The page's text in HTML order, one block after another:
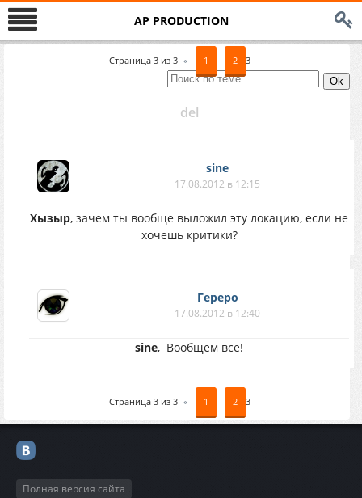
AP PRODUCTION
Страница 3 из 3 « 1 2 3
del
sine
17.08.2012 в 12:15
Хызыр, зачем ты вообще выложил эту локацию, если не
хочешь критики?
Гереро
17.08.2012 в 12:40
sine, Вообщем все!
Страница 3 из 3 « 1 2 3
Полная версия сайта